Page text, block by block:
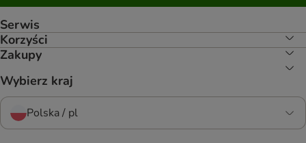
Serwis
Korzyści
Zakupy
Wybierz kraj
Polska / pl